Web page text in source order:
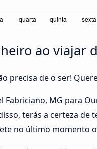
ao viajar
precisa de o ser!
Fabriciano, MG para
terás a certeza
no último momento